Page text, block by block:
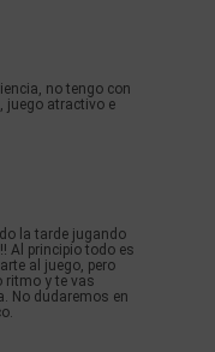
no tengo con
juego atractivo e
la tarde jugando
Al principio todo es
al juego, pero
ritmo y te vas
No dudaremos en